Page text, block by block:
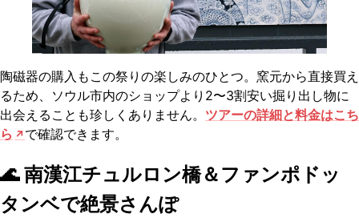
陶磁器の購入もこの祭りの楽しみのひとつ。窯元から直接買え
るため、ソウル市内のショップより2〜3割安い掘り出し物に
出会えることも珍しくありません。 ツアーの詳細と料金はこち
ら
で確認できます。
🌊 南漢江チュルロン橋＆ファンポドッ
タンベで絶景さんぽ